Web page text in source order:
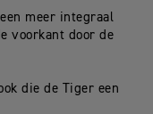
meer integraal
voorkant door de
die de Tiger een